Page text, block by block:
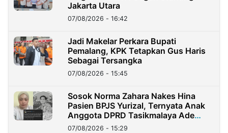
Jakarta Utara
07/08/2026 - 16:42
Jadi Makelar Perkara Bupati
Pemalang, KPK Tetapkan Gus Haris
Sebagai Tersangka
07/08/2026 - 15:45
Sosok Norma Zahara Nakes Hina
Pasien BPJS Yurizal, Ternyata Anak
Anggota DPRD Tasikmalaya Ade
Lukman
07/08/2026 - 15:29